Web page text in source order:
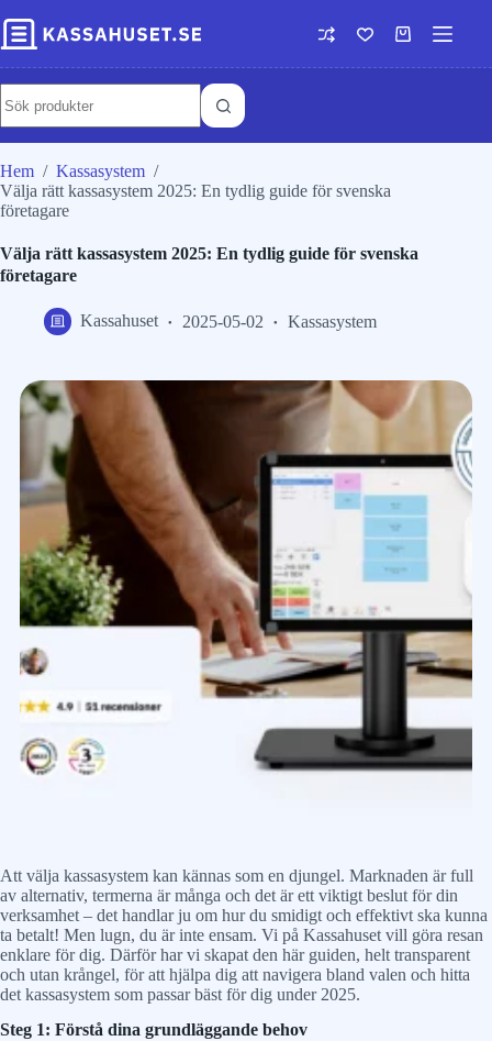
Hem / Kassasystem /
Välja rätt kassasystem 2025: En tydlig guide för svenska
företagare
Välja rätt kassasystem 2025: En tydlig guide för svenska
företagare
Kassahuset 2025-05-02 Kassasystem
Att välja kassasystem kan kännas som en djungel. Marknaden är full
av alternativ, termerna är många och det är ett viktigt beslut för din
verksamhet – det handlar ju om hur du smidigt och effektivt ska kunna
ta betalt! Men lugn, du är inte ensam. Vi på Kassahuset vill göra resan
enklare för dig. Därför har vi skapat den här guiden, helt transparent
och utan krångel, för att hjälpa dig att navigera bland valen och hitta
det kassasystem som passar bäst för dig under 2025.
Steg 1: Förstå dina grundläggande behov